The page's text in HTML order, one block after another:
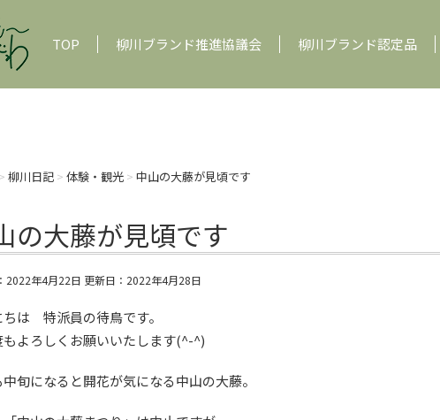
TOP 柳川ブランド推進協議会 柳川ブランド認定品
> 柳川日記 > 体験・観光 > 中山の大藤が見頃です
の大藤が見頃です
2022年4月22日 更新日： 2022年4月28日
ちは 特派員の待鳥です。
もよろしくお願いいたします(^-^)
中旬になると開花が気になる中山の大藤。